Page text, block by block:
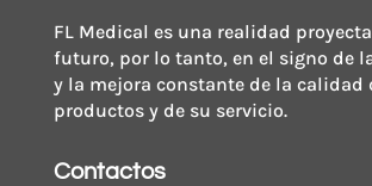
FL Medical es una realidad
futuro, por lo tanto, en el signo de
y la mejora constante de la calidad
productos y de su servicio.
Contactos